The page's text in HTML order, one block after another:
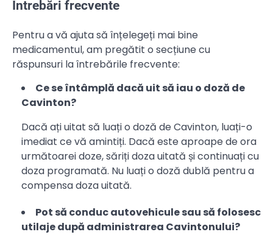
Întrebări frecvente
Pentru a vă ajuta să înțelegeți mai bine
medicamentul, am pregătit o secțiune cu
răspunsuri la întrebările frecvente:
Ce se întâmplă dacă uit să iau o doză de
Cavinton?
Dacă ați uitat să luați o doză de Cavinton, luați-o
imediat ce vă amintiți. Dacă este aproape de ora
următoarei doze, săriți doza uitată și continuați cu
doza programată. Nu luați o doză dublă pentru a
compensa doza uitată.
Pot să conduc autovehicule sau să folosesc
utilaje după administrarea Cavintonului?